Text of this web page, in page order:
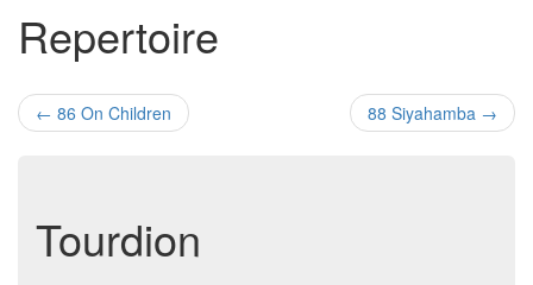
Repertoire
← 86 On Children 88 Siyahamba →
Tourdion